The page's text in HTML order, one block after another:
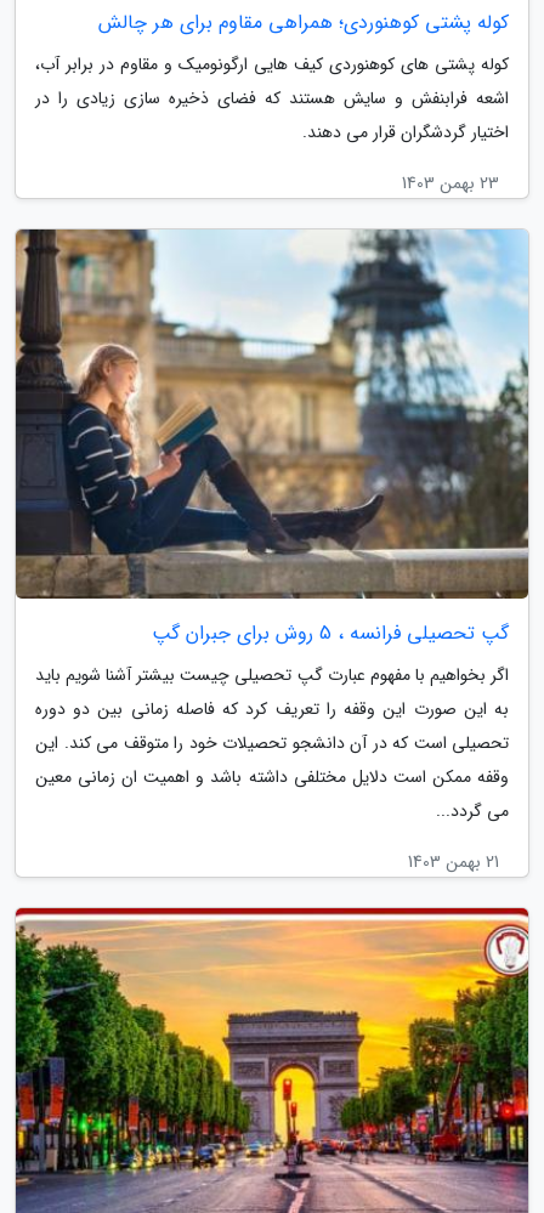
کوله پشتی کوهنوردی؛ همراهی مقاوم برای هر چالش
کوله پشتی های کوهنوردی کیف هایی ارگونومیک و مقاوم در برابر آب،
اشعه فرابنفش و سایش هستند که فضای ذخیره سازی زیادی را در
اختیار گردشگران قرار می دهند.
23 بهمن 1403
گپ تحصیلی فرانسه ، 5 روش برای جبران گپ
اگر بخواهیم با مفهوم عبارت گپ تحصیلی چیست بیشتر آشنا شویم باید
به این صورت این وقفه را تعریف کرد که فاصله زمانی بین دو دوره
تحصیلی است که در آن دانشجو تحصیلات خود را متوقف می کند. این
وقفه ممکن است دلایل مختلفی داشته باشد و اهمیت ان زمانی معین
می گردد...
21 بهمن 1403